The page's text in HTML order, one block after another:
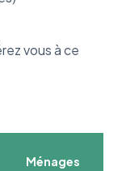
vous à ce
Ménages